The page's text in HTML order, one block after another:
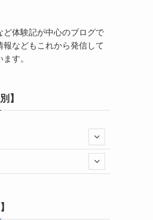
ど体験記が中心のブログで
報などもこれから発信して
す。
】